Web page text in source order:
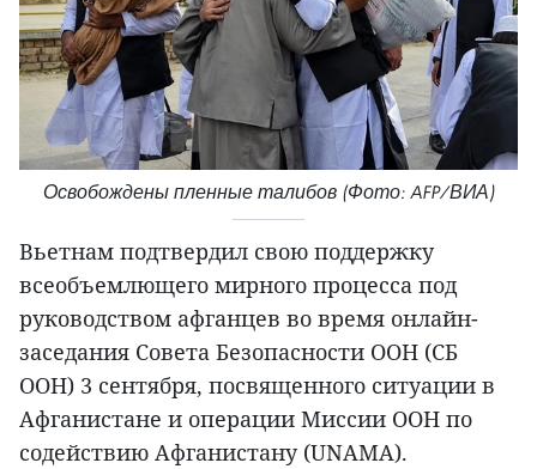
Освобождены пленные талибов (Фото: AFP/ВИА)
Вьетнам подтвердил свою поддержку
всеобъемлющего мирного процесса под
руководством афганцев во время онлайн-
заседания Совета Безопасности ООН (СБ
ООН) 3 сентября, посвященного ситуации в
Афганистане и операции Миссии ООН по
содействию Афганистану (UNAMA).